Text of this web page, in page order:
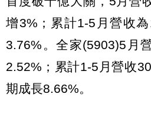
增3%；累計1-5月營收
3.76%。全家(5903)5月
2.52%；累計1-5月營收
期成長8.66%。